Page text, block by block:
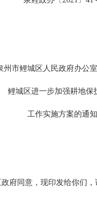
州市鲤城区人民政府办公
鲤城区进一步加强耕地保
工作实施方案的通知
政府同意，现印发给你们